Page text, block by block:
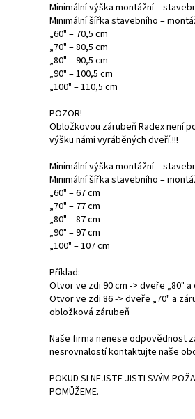
Minimální výška montážní –
Minimální šířka stavebního –
„60" – 70,5 cm
„70" – 80,5 cm
„80" – 90,5 cm
„90" – 100,5 cm
„100" – 110,5 cm
POZOR!
Obložkovou zárubeň Radex není
výšku námi vyráběných dveří.!!!
Minimální výška montážní –
Minimální šířka stavebního –
„60" – 67 cm
„70" – 77 cm
„80" – 87 cm
„90" – 97 cm
„100" – 107 cm
Příklad:
Otvor ve zdi 90 cm -> dveře „80"
Otvor ve zdi 86 -> dveře „70" a
obložková zárubeň
Naše firma nenese odpovědnost
nesrovnalostí kontaktujte naše
POKUD SI NEJSTE JISTI SVÝM
POMŮŽEME.